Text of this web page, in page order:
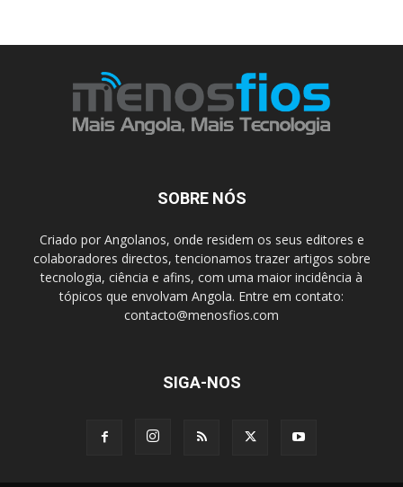
SOBRE NÓS
Criado por Angolanos, onde residem os seus editores e
colaboradores directos, tencionamos trazer artigos sobre
tecnologia, ciência e afins, com uma maior incidência à
tópicos que envolvam Angola. Entre em contato:
contacto@menosfios.com
SIGA-NOS